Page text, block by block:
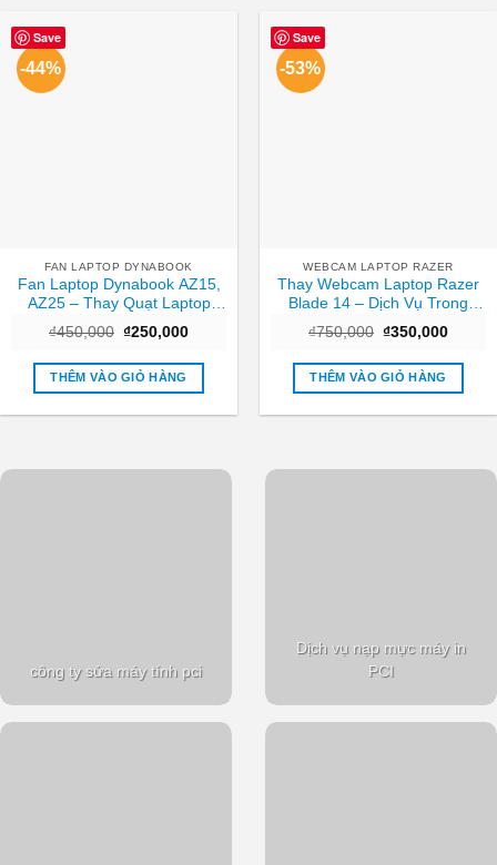
Save
-44%
FAN LAPTOP DYNABOOK
Fan Laptop Dynabook AZ15,
AZ25 – Thay Quạt Laptop
TPHCM Nhanh Chóng, Giá
Tốt
₫450,000 Giá
là:
₫450,000.
₫250,000Giá
tại
₫250,000.
THÊM VÀO GIỎ HÀNG
Save
-53%
WEBCAM LAPTOP RAZER
Thay Webcam Laptop Razer
Blade 14 – Dịch Vụ Trong
Ngày Giá Rẻ
₫750,000 Giá
là:
₫750,000.
₫350,000Giá
tại
THÊM VÀO GIỎ HÀNG
công ty sửa máy tính pci
Dịch vụ nạp mực máy in
PCI